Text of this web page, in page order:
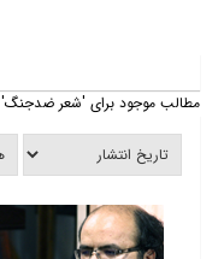
مطالب موجود برای 'شعر ضدجنگ'